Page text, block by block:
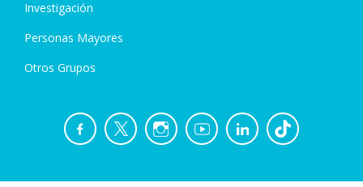
Investigación
Personas Mayores
Otros Grupos